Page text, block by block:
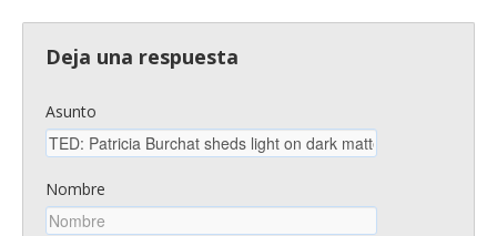
Deja una respuesta
Asunto
Nombre